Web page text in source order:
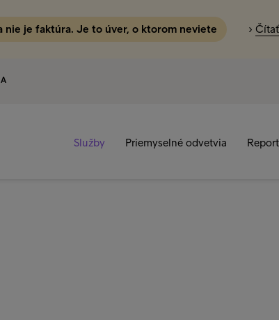
nie je faktúra. Je to úver, o ktorom neviete ›
Služby Priemyselné odvetvia